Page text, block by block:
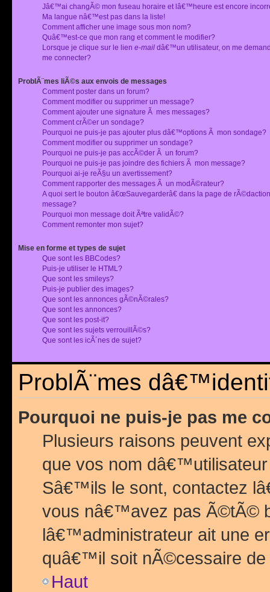
Jâ€™ai changÃ© mon fuseau horaire et lâ€™heure est encore
Ma langue nâ€™est pas dans la liste!
Comment afficher une image sous mon nom?
Quâ€™est-ce que mon rang et comment le modifier?
Lorsque je clique sur le lien e-mail dâ€™un utilisateur, on me
me connecter?
ProblÃ¨mes liÃ©s aux envois de messages
Comment poster dans un forum?
Comment modifier ou supprimer un message?
Comment ajouter une signature Ã mes messages?
Comment crÃ©er un sondage?
Pourquoi ne puis-je pas ajouter plus dâ€™options Ã mon sondage?
Comment modifier ou supprimer un sondage?
Pourquoi ne puis-je pas accÃ©der Ã un forum?
Pourquoi ne puis-je pas joindre des fichiers Ã mon message?
Pourquoi ai-je reÃ§u un avertissement?
Comment rapporter des messages Ã un modÃ©rateur?
A quoi sert le bouton â€œSauvegarderâ€ dans la page de
message?
Pourquoi mon message doit Ãªtre validÃ©?
Comment remonter mon sujet?
Mise en forme et types de sujet
Que sont les BBCodes?
Puis-je utiliser le HTML?
Que sont les smileys?
Puis-je publier des images?
Que sont les annonces gÃ©nÃ©rales?
Que sont les annonces?
Que sont les post-it?
Que sont les sujets verrouillÃ©s?
Que sont les icÃ´nes de sujet?
ProblÃ¨mes
Pourquoi ne puis-je pas me
Plusieurs raisons peuvent
que vos nom
Sâ€™ils le sont, contactez
vous nâ€™avez pas Ã©tÃ©
lâ€™administrateur ait une
quâ€™il soit nÃ©cessaire de
Haut